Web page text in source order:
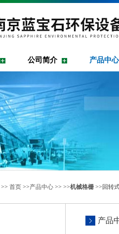
公司简介 产品中心
首页 >>产品中心 >> >>机械格栅 >>回转
产品